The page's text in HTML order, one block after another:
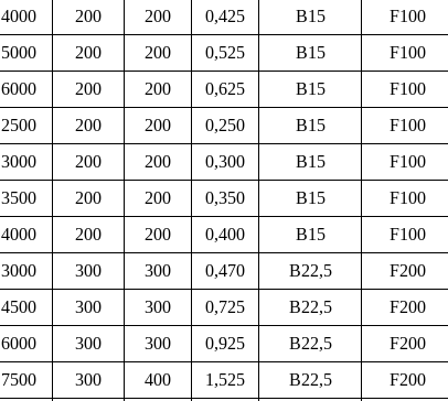
4000 200 200 0,425 B15 F100
5000 200 200 0,525 B15 F100
6000 200 200 0,625 B15 F100
2500 200 200 0,250 B15 F100
3000 200 200 0,300 B15 F100
3500 200 200 0,350 B15 F100
4000 200 200 0,400 B15 F100
3000 300 300 0,470 B22,5 F200
4500 300 300 0,725 B22,5 F200
6000 300 300 0,925 B22,5 F200
7500 300 400 1,525 B22,5 F200